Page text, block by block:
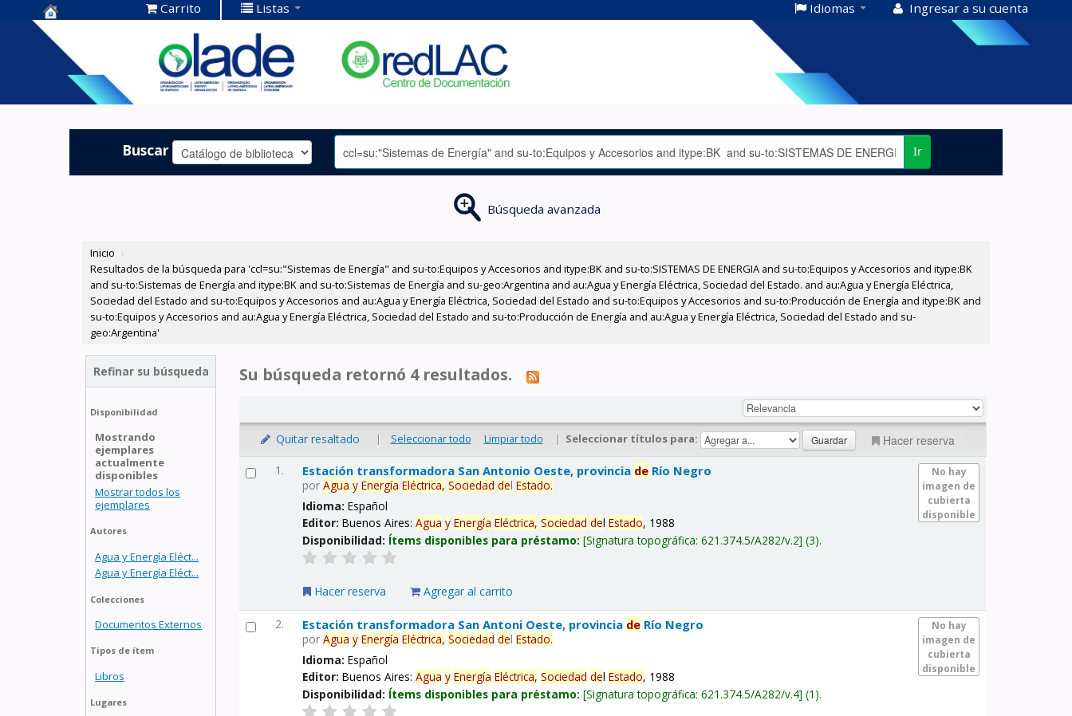
Centro de
Documentación
OLADE -
Carrito Listas Idiomas Ingresar a su cuenta
Buscar Ir
Búsqueda avanzada
Inicio ›
Resultados de la búsqueda para 'ccl=su:"Sistemas de Energía" and su-to:Equipos y Accesorios and itype:BK and su-to:SISTEMAS DE ENERGIA and su-to:Equipos y Accesorios and itype:BK
and su-to:Sistemas de Energía and itype:BK and su-to:Sistemas de Energía and su-geo:Argentina and au:Agua y Energía Eléctrica, Sociedad del Estado. and au:Agua y Energía Eléctrica,
Sociedad del Estado and su-to:Equipos y Accesorios and au:Agua y Energía Eléctrica, Sociedad del Estado and su-to:Equipos y Accesorios and su-to:Producción de Energía and itype:BK and
su-to:Equipos y Accesorios and au:Agua y Energía Eléctrica, Sociedad del Estado and su-to:Producción de Energía and au:Agua y Energía Eléctrica, Sociedad del Estado and su-
geo:Argentina'
Refinar su búsqueda
Disponibilidad
Mostrando
ejemplares
actualmente
disponibles
Mostrar todos los
ejemplares
Autores
Agua y Energía Eléct...
Agua y Energía Eléct...
Colecciones
Documentos Externos
Tipos de ítem
Libros
Lugares
Su búsqueda retornó 4 resultados.
Quitar resaltado | Seleccionar todo Limpiar todo | Seleccionar títulos para: Hacer reserva
1.
No hay
imagen de
cubierta
disponible
Estación transformadora San Antonio Oeste, provincia de Río Negro
porAgua y Energía Eléctrica, Sociedad delEstado.
Idioma:Español
Editor:Buenos Aires:Agua y Energía Eléctrica, Sociedad delEstado, 1988
Disponibilidad: Ítems disponibles para préstamo: Signatura topográfica:621.374.5/A282/v.2 (3).
Hacer reserva Agregar al carrito
2.
No hay
imagen de
cubierta
disponible
Estación transformadora San Antoni Oeste, provincia de Río Negro
porAgua y Energía Eléctrica, Sociedad delEstado.
Idioma:Español
Editor:Buenos Aires:Agua y Energía Eléctrica, Sociedad delEstado, 1988
Disponibilidad: Ítems disponibles para préstamo: Signatura topográfica:621.374.5/A282/v.4 (1).